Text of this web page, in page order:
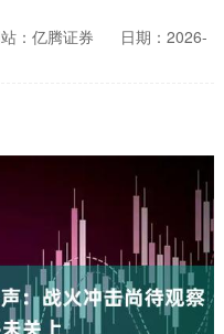
：亿腾证券
日期：2026-